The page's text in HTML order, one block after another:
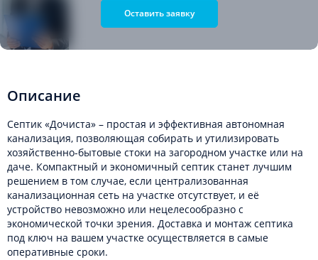
Оставить заявку
Описание
Септик «Дочиста» – простая и эффективная автономная
канализация, позволяющая собирать и утилизировать
хозяйственно-бытовые стоки на загородном участке или на
даче. Компактный и экономичный септик станет лучшим
решением в том случае, если централизованная
канализационная сеть на участке отсутствует, и её
устройство невозможно или нецелесообразно с
экономической точки зрения. Доставка и монтаж септика
под ключ на вашем участке осуществляется в самые
оперативные сроки.